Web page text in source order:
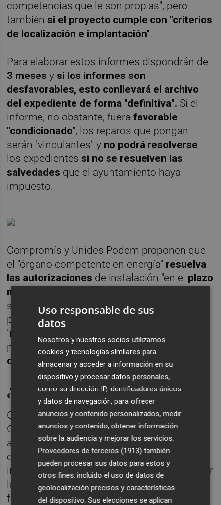
competencias que le son propias", pero
tambiénsi el proyecto cumple con "criterios
de localización e implantación".
Para elaborar estos informes dispondrán de
3 meses ysi los informes son
desfavorables, esto conllevará el archivo
del expediente de forma "definitiva". Si el
informe, no obstante, fuerafavorable
"condicionado", los reparos que pongan
serán "vinculantes" y no podrá resolverse
los expedientessi no se resuelven las
salvedades que el ayuntamiento haya
impuesto.
Compromís y Unides Podem proponen que
el "órgano competente en energía" resuelva
las autorizaciones de instalación "en el plazo
máximo de 10 meses
sea admitida a trámite". Y, además, que los
proyectos con una potencia de generación
"menor o igual a 10MW
prioritario y se tramiten " por procedimiento
de urgencia".
¿Qué decía el acuerdo previo?
Con eldecreto ómnibusque aprobó el
Consell en mayo se modificó un amplio
abanico de normas para hacer frente a la
crisis generada por la guerra de Ucrania y se
incluyeron una serie de medidas para agilizar
la instalación de plantas de energía
fotovoltaica. Los cambios no generaron
Uso responsable de sus
datos
Nosotros y nuestros socios utilizamos
cookies y tecnologías similares para
almacenar y acceder a información en su
dispositivo y procesar datos personales,
como su dirección IP, identificadores únicos
y datos de navegación, para ofrecer
anuncios y contenido personalizados, medir
anuncios y contenido, obtener información
sobre la audiencia y mejorar los servicios.
Proveedores de terceros (1913) también
pueden procesar sus datos para estos y
otros fines, incluido el uso de datos de
geolocalización precisos y características
del dispositivo. Sus elecciones se aplican